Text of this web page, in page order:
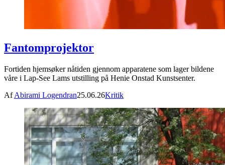
Fantomprojektor
Fortiden hjemsøker nåtiden gjennom apparatene som lager bildene
våre i Lap-See Lams utstilling på Henie Onstad Kunstsenter.
AfAbirami Logendran25.06.26Kritik